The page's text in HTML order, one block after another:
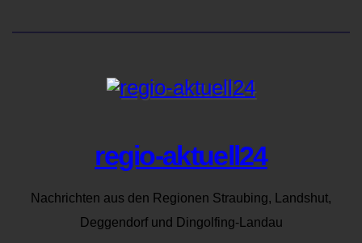
regio-aktuell24
Nachrichten aus den Regionen Straubing, Landshut,
Deggendorf und Dingolfing-Landau